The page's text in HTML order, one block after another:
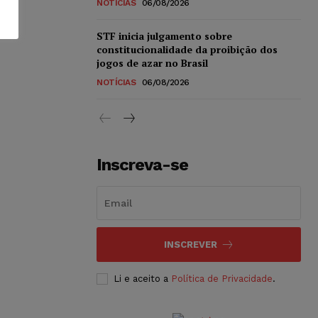
NOTÍCIAS 06/08/2026
STF inicia julgamento sobre
constitucionalidade da proibição dos
jogos de azar no Brasil
NOTÍCIAS 06/08/2026
Inscreva-se
INSCREVER
Li e aceito a Política de Privacidade.